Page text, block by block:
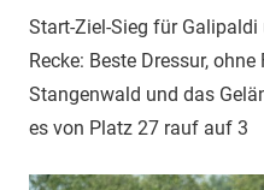
Start-Ziel-Sieg für
Recke: Beste Dressur,
Stangenwald und das
es von Platz 27 rauf auf 3